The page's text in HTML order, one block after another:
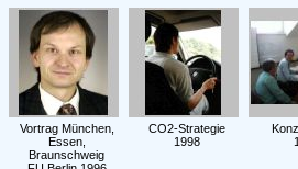
Vortrag München,
Essen,
Braunschweig
CO2-Strategie
1998